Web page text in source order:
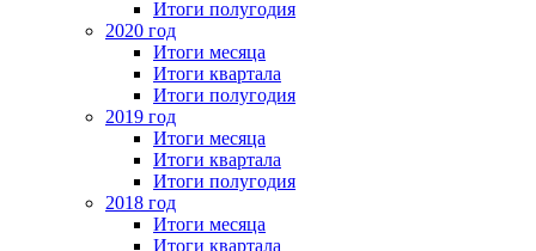
Итоги полугодия
2020 год
Итоги месяца
Итоги квартала
Итоги полугодия
2019 год
Итоги месяца
Итоги квартала
Итоги полугодия
2018 год
Итоги месяца
Итоги квартала